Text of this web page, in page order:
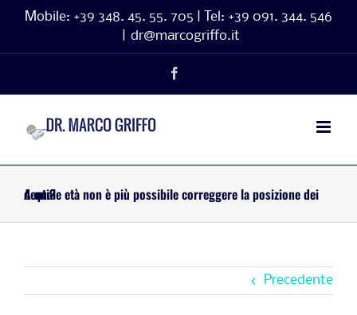
SaltaMobile: +39 348. 45. 55. 705 | Tel: +39 091. 344. 546
dr@marcogriffo.it
A quale età non è più possibile correggere la posizione dei denti?
Precedente